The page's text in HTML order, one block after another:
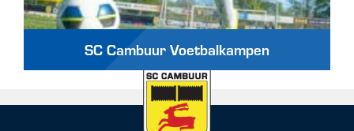
SC Cambuur Voetbalkampen